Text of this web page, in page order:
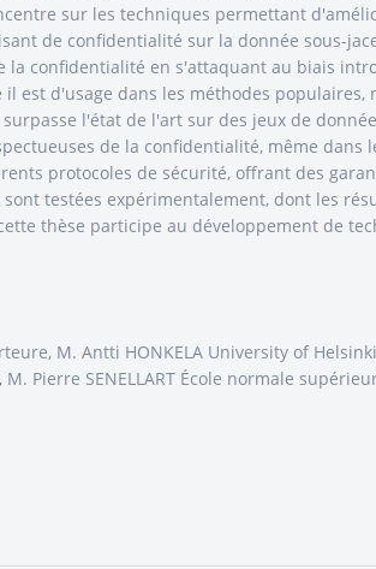
sur les techniques permettant
de confidentialité sur la donnée sous-
la confidentialité en s'attaquant au biais
est d'usage dans les méthodes populaires,
l'état de l'art sur des jeux de
de la confidentialité, même dans
protocoles de sécurité, offrant des
testées expérimentalement, dont les
thèse participe au développement de
M. Antti HONKELA University of Helsinki
Pierre SENELLART École normale